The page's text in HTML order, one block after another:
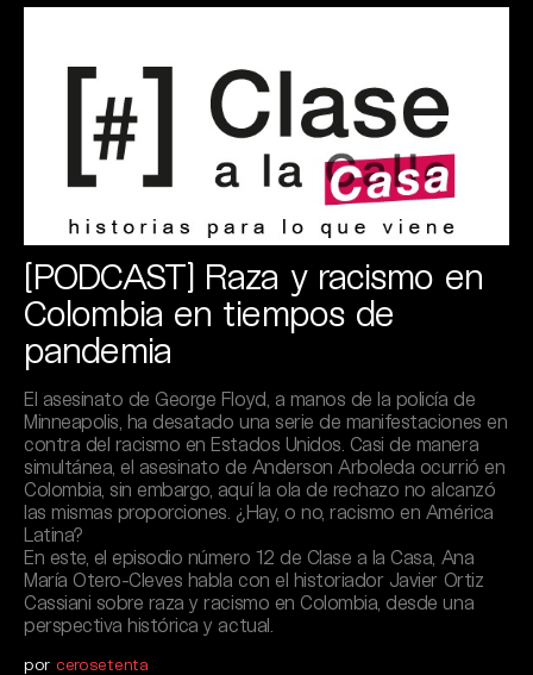
[PODCAST] Raza y racismo en
Colombia en tiempos de
pandemia
El asesinato de George Floyd, a manos de la policía de
Minneapolis, ha desatado una serie de manifestaciones en
contra del racismo en Estados Unidos. Casi de manera
simultánea, el asesinato de Anderson Arboleda ocurrió en
Colombia, sin embargo, aquí la ola de rechazo no alcanzó
las mismas proporciones. ¿Hay, o no, racismo en América
Latina?
En este, el episodio número 12 de Clase a la Casa, Ana
María Otero-Cleves habla con el historiador Javier Ortiz
Cassiani sobre raza y racismo en Colombia, desde una
perspectiva histórica y actual.
por cerosetenta